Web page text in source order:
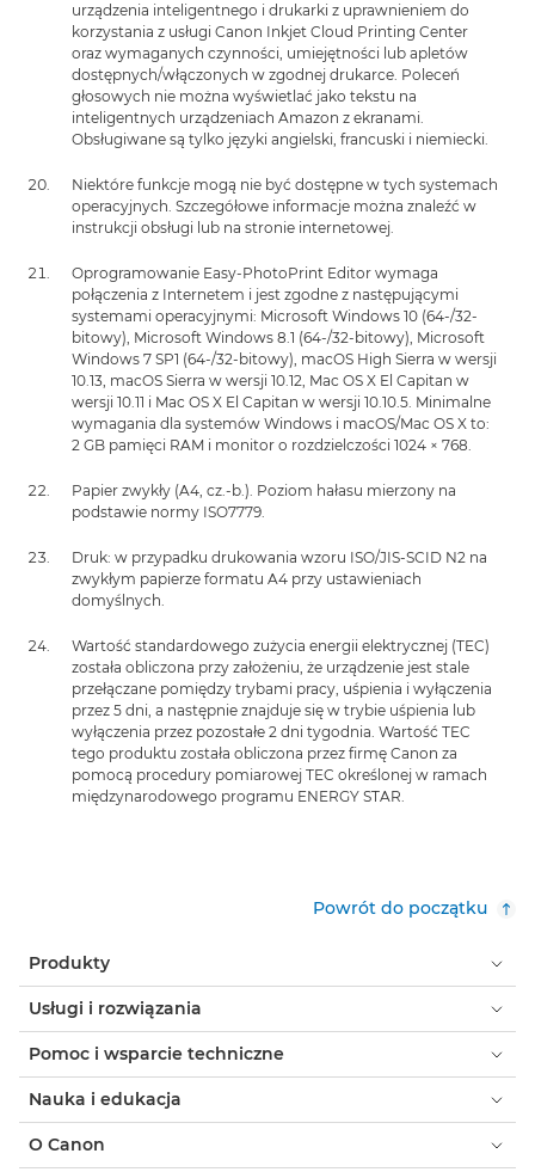
urządzenia inteligentnego i drukarki z uprawnieniem do
korzystania z usługi Canon Inkjet Cloud Printing Center
oraz wymaganych czynności, umiejętności lub apletów
dostępnych/włączonych w zgodnej drukarce. Poleceń
głosowych nie można wyświetlać jako tekstu na
inteligentnych urządzeniach Amazon z ekranami.
Obsługiwane są tylko języki angielski, francuski i niemiecki.
Niektóre funkcje mogą nie być dostępne w tych systemach
operacyjnych. Szczegółowe informacje można znaleźć w
instrukcji obsługi lub na stronie internetowej.
Oprogramowanie Easy-PhotoPrint Editor wymaga
połączenia z Internetem i jest zgodne z następującymi
systemami operacyjnymi: Microsoft Windows 10 (64-/32-
bitowy), Microsoft Windows 8.1 (64-/32-bitowy), Microsoft
Windows 7 SP1 (64-/32-bitowy), macOS High Sierra w wersji
10.13, macOS Sierra w wersji 10.12, Mac OS X El Capitan w
wersji 10.11 i Mac OS X El Capitan w wersji 10.10.5. Minimalne
wymagania dla systemów Windows i macOS/Mac OS X to:
2 GB pamięci RAM i monitor o rozdzielczości 1024 × 768.
Papier zwykły (A4, cz.-b.). Poziom hałasu mierzony na
podstawie normy ISO7779.
Druk: w przypadku drukowania wzoru ISO/JIS-SCID N2 na
zwykłym papierze formatu A4 przy ustawieniach
domyślnych.
Wartość standardowego zużycia energii elektrycznej (TEC)
została obliczona przy założeniu, że urządzenie jest stale
przełączane pomiędzy trybami pracy, uśpienia i wyłączenia
przez 5 dni, a następnie znajduje się w trybie uśpienia lub
wyłączenia przez pozostałe 2 dni tygodnia. Wartość TEC
tego produktu została obliczona przez firmę Canon za
pomocą procedury pomiarowej TEC określonej w ramach
międzynarodowego programu ENERGY STAR.
Powrót do początku
Produkty
Usługi i rozwiązania
Pomoc i wsparcie techniczne
Nauka i edukacja
O Canon